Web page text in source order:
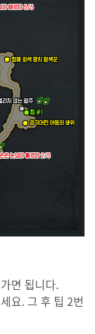
면 됩니다.
요. 그 후 팁 2번